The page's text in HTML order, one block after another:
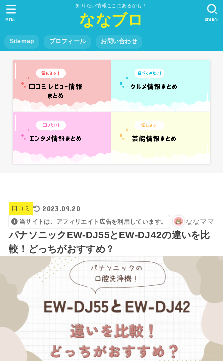
知りたい情報ここにあるかも！
ななブロ
Sitemap プロフィール お問い合わせ
SEARCH
MENU
口コミ 2023.09.20
当サイトは、アフィリエイト広告を利用しています。 ななママ
パナソニックEW-DJ55とEW-DJ42の違いを比
較！どっちがおすすめ？